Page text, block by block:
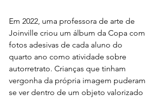
Em 2022, uma professora de arte de
Joinville criou um álbum da Copa com
fotos adesivas de cada aluno do
quarto ano como atividade sobre
autorretrato. Crianças que tinham
vergonha da própria imagem puderam
se ver dentro de um objeto valorizado